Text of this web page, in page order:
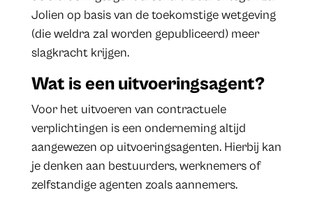
Jolien op basis van de toekomstige wetgeving
(die weldra zal worden gepubliceerd) meer
slagkracht krijgen.
Wat is een uitvoeringsagent?
Voor het uitvoeren van contractuele
verplichtingen is een onderneming altijd
aangewezen op uitvoeringsagenten. Hierbij kan
je denken aan bestuurders, werknemers of
zelfstandige agenten zoals aannemers.